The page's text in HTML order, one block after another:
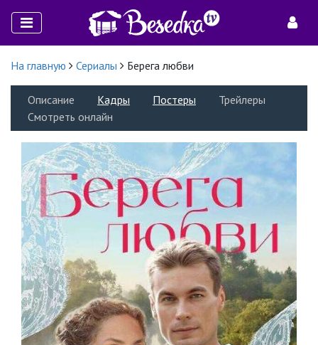
На главную Сериалы Берега любви
Описание Кадры Постеры
Трейлеры
Смотреть онлайн